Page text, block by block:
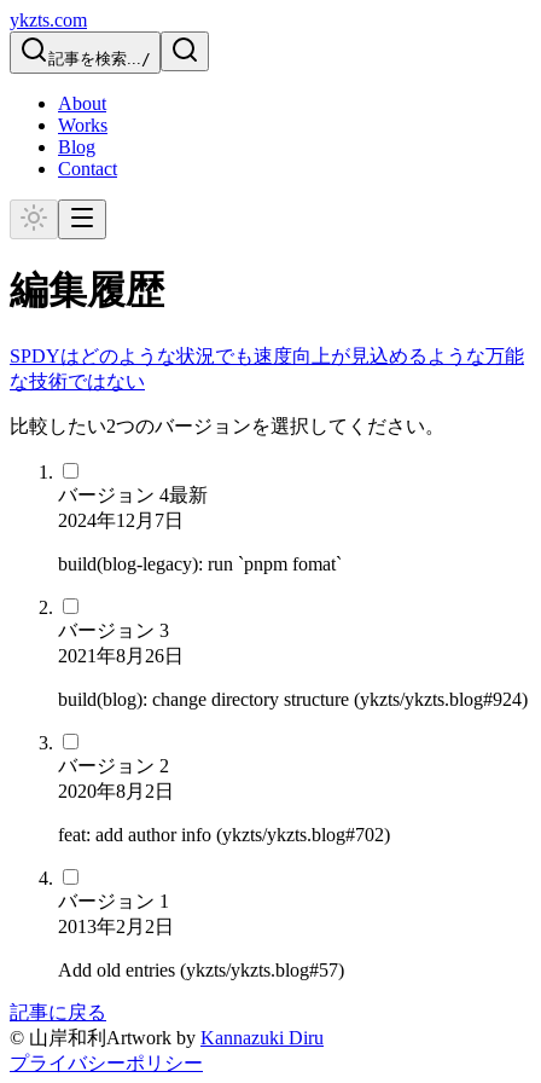
ykzts.com
記事を検索.../
About
Works
Blog
Contact
編集履歴
SPDYはどのような状況でも速度向上が見込めるような万能
な技術ではない
比較したい2つのバージョンを選択してください。
バージョン 4最新
2024年12月7日
build(blog-legacy): run `pnpm fomat`
バージョン 3
2021年8月26日
build(blog): change directory structure (ykzts/ykzts.blog#924)
バージョン 2
2020年8月2日
feat: add author info (ykzts/ykzts.blog#702)
バージョン 1
2013年2月2日
Add old entries (ykzts/ykzts.blog#57)
記事に戻る
© 山岸和利 Artwork by Kannazuki Diru
プライバシーポリシー